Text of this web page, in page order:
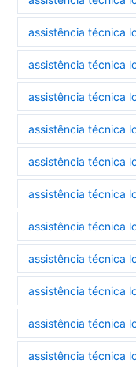
assistência técnica
assistência técnica
assistência técnica
assistência técnica
assistência técnica
assistência técnica
assistência técnica
assistência técnica
assistência técnica
assistência técnica
assistência técnica